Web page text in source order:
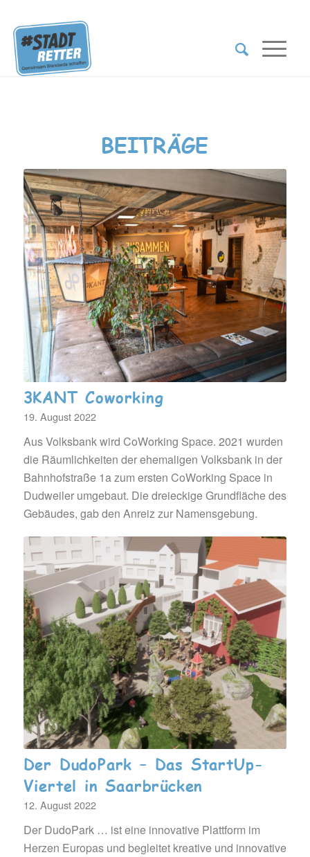
BEITRÄGE
3KANT Coworking
19. August 2022
Aus Volksbank wird CoWorking Space. 2021 wurden
die Räumlichkeiten der ehemaligen Volksbank in der
Bahnhofstraße 1a zum ersten CoWorking Space in
Dudweiler umgebaut. Die dreieckige Grundfläche des
Gebäudes, gab den Anreiz zur Namensgebung.
Der DudoPark – Das StartUp-
Viertel in Saarbrücken
12. August 2022
Der DudoPark … ist eine innovative Plattform im
Herzen Europas und begleitet kreative und innovative